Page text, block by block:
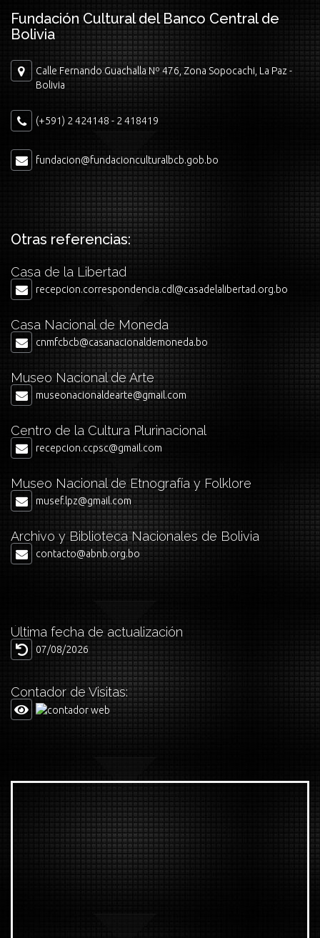
Fundación Cultural del Banco Central de
Bolivia
Calle Fernando Guachalla Nº 476, Zona Sopocachi, La Paz -
Bolivia
(+591) 2 424148 - 2 418419
fundacion@fundacionculturalbcb.gob.bo
Otras referencias:
Casa de la Libertad
recepcion.correspondencia.cdl@casadelalibertad.org.bo
Casa Nacional de Moneda
cnmfcbcb@casanacionaldemoneda.bo
Museo Nacional de Arte
museonacionaldearte@gmail.com
Centro de la Cultura Plurinacional
recepcion.ccpsc@gmail.com
Museo Nacional de Etnografía y Folklore
musef.lpz@gmail.com
Archivo y Biblioteca Nacionales de Bolivia
contacto@abnb.org.bo
Última fecha de actualización
07/08/2026
Contador de Visitas: